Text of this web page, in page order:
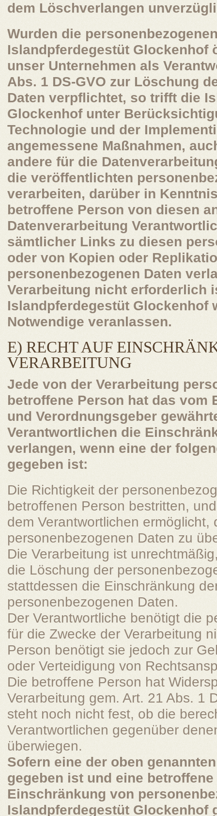
dem Löschverlangen
Wurden die
Islandpferdegestüt Glockenhof
unser Unternehmen als
Abs. 1 DS-GVO zur Löschung
Daten verpflichtet, so trifft die
Glockenhof unter
Technologie und der
angemessene Maßnahmen,
andere für die
die veröffentlichten
verarbeiten, darüber in
betroffene Person von diesen
Datenverarbeitung
sämtlicher Links zu diesen
oder von Kopien oder
personenbezogenen Daten
Verarbeitung nicht erforderlich
Islandpferdegestüt Glockenhof
Notwendige veranlassen.
E) RECHT AUF
VERARBEITUNG
Jede von der Verarbeitung
betroffene Person hat das vom
und Verordnungsgeber
Verantwortlichen die
verlangen, wenn eine der
gegeben ist:
Die Richtigkeit der
betroffenen Person bestritten,
dem Verantwortlichen ermöglicht,
personenbezogenen Daten zu
Die Verarbeitung ist
die Löschung der
stattdessen die Einschränkung
personenbezogenen Daten.
Der Verantwortliche benötigt die
für die Zwecke der Verarbeitung
Person benötigt sie jedoch zur
oder Verteidigung von
Die betroffene Person hat
Verarbeitung gem. Art. 21 Abs. 1
steht noch nicht fest, ob die
Verantwortlichen gegenüber
überwiegen.
Sofern eine der oben
gegeben ist und eine
Einschränkung von
Islandpferdegestüt Glockenhof